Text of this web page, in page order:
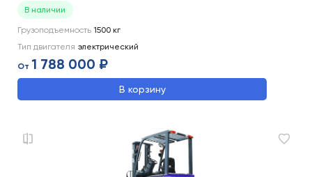
В наличии
Грузоподъемность 1500 кг
Тип двигателя электрический
От 1 788 000 ₽
В корзину